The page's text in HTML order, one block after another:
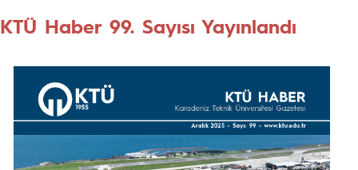
KTÜ Haber 99. Sayısı Yayınlandı